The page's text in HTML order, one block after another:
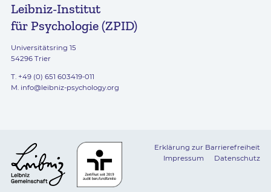
Leibniz-Institut
für Psychologie (ZPID)
Universitätsring 15
54296 Trier
T. +49 (0) 651 603419-011
M. info@leibniz-psychology.org
Erklärung zur Barrierefreiheit
Impressum
Datenschutz